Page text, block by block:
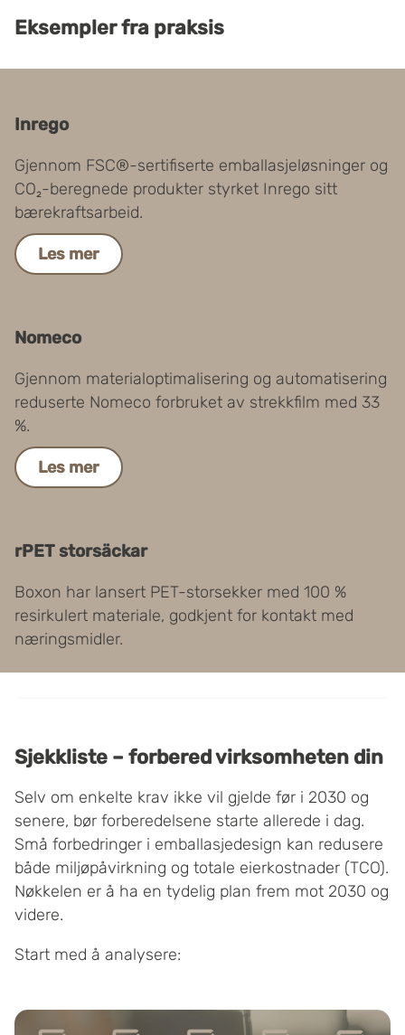
Eksempler fra praksis
Inrego
Gjennom FSC®-sertifiserte emballasjeløsninger og
CO₂-beregnede produkter styrket Inrego sitt
bærekraftsarbeid.
Les mer
Nomeco
Gjennom materialoptimalisering og automatisering
reduserte Nomeco forbruket av strekkfilm med 33
%.
Les mer
rPET storsäckar
Boxon har lansert PET-storsekker med 100 %
resirkulert materiale, godkjent for kontakt med
næringsmidler.
Sjekkliste – forbered virksomheten din
Selv om enkelte krav ikke vil gjelde før i 2030 og
senere, bør forberedelsene starte allerede i dag.
Små forbedringer i emballasjedesign kan redusere
både miljøpåvirkning og totale eierkostnader (TCO).
Nøkkelen er å ha en tydelig plan frem mot 2030 og
videre.
Start med å analysere: